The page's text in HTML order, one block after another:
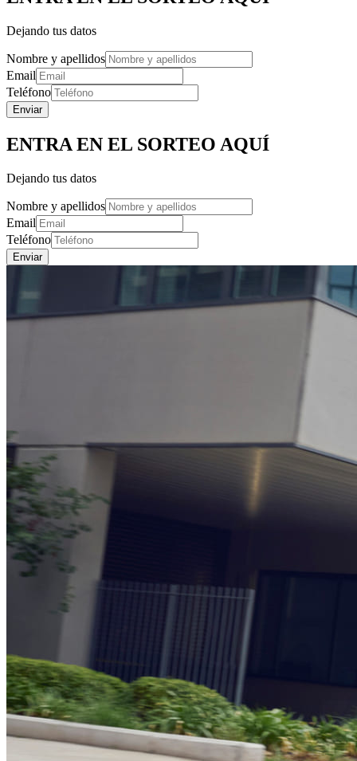
Dejando tus datos
Nombre y apellidos
Email
Teléfono
Enviar
ENTRA EN EL SORTEO AQUÍ
Dejando tus datos
Nombre y apellidos
Email
Teléfono
Enviar